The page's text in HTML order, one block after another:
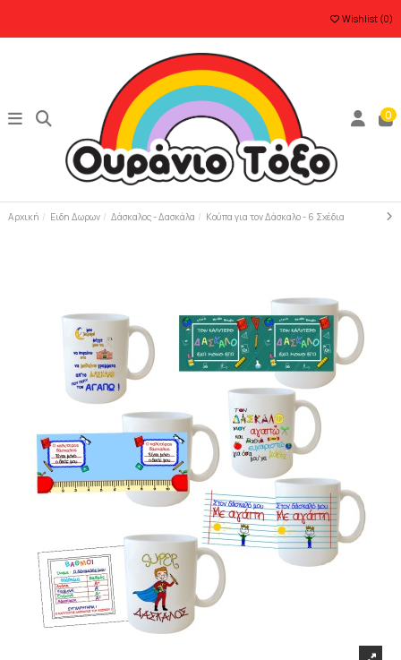
Wishlist (0)
0
Αρχική Ειδη Δωρων Δάσκαλος - Δασκάλα Κούπα για τον Δάσκαλο - 6 Σχέδια